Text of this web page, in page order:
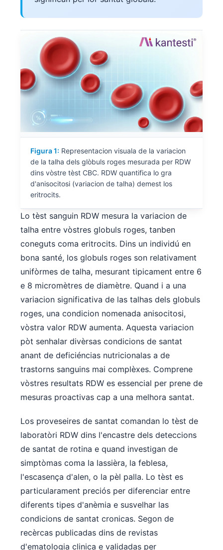
Figura 1: Representacion visuala de la variacion
de la talha dels glòbuls roges mesurada per RDW
dins vòstre tèst CBC. RDW quantifica lo gra
d'anisocitosi (variacion de talha) demest los
eritrocits.
Lo tèst sanguin RDW mesura la variacion de
talha entre vòstres globuls roges, tanben
coneguts coma eritrocits. Dins un individú en
bona santé, los globuls roges son relativament
unifòrmes de talha, mesurant tipicament entre 6
e 8 micromètres de diamètre. Quand i a una
variacion significativa de las talhas dels globuls
roges, una condicion nomenada anisocitosi,
vòstra valor RDW aumenta. Aquesta variacion
pòt senhalar divèrsas condicions de santat
anant de deficiéncias nutricionalas a de
trastorns sanguins mai complèxes. Comprene
vòstres resultats RDW es essencial per prene de
mesuras proactivas cap a una melhora santat.
Los proveseires de santat comandan lo tèst de
laboratòri RDW dins l'encastre dels deteccions
de santat de rotina e quand investigan de
simptòmas coma la lassièra, la feblesa,
l'escasença d'alen, o la pèl palla. Lo tèst es
particularament preciós per diferenciar entre
diferents tipes d'anèmia e susvelhar las
condicions de santat cronicas. Segon de
recèrcas publicadas dins de revistas
d'ematologia clinica e validadas per